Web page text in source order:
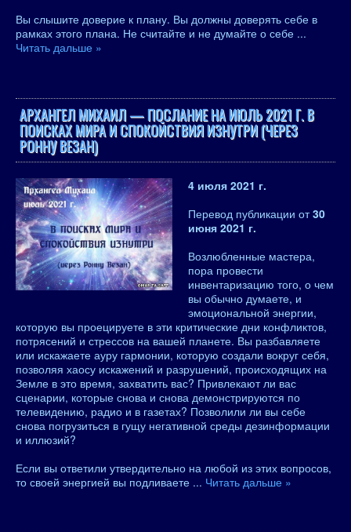
Вы слышите доверие к плану. Вы должны доверять себе в
рамках этого плана. Не считайте и не думайте о себе ...
Читать дальше »
АРХАНГЕЛ МИХАИЛ — ПОСЛАНИЕ НА ИЮЛЬ 2021 Г. В
ПОИСКАХ МИРА И СПОКОЙСТВИЯ ИЗНУТРИ (ЧЕРЕЗ
РОННУ ВЕЗАН)
4 июля 2021 г.
Перевод публикации от30
июня 2021 г.
Возлюбленные мастера,
пора провести
инвентаризацию того, о чем
вы обычно думаете, и
эмоциональной энергии,
которую вы проецируете в эти критические дни конфликтов,
потрясений и стрессов на вашей планете. Вы разбавляете
или искажаете ауру гармонии, которую создали вокруг себя,
позволяя хаосу искажений и разрушений, происходящих на
Земле в это время, захватить вас? Привлекают ли вас
сценарии, которые снова и снова демонстрируются по
телевидению, радио и в газетах? Позволили ли вы себе
снова погрузиться в гущу негативной среды дезинформации
и иллюзий?
Если вы ответили утвердительно на любой из этих вопросов,
то своей энергией вы подливаете ... Читать дальше »